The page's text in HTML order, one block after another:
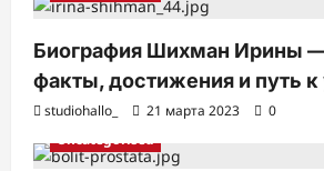
Биография Шихман Ирины
факты, достижения и путь к
studiohallo_ 21 марта 2023
0
Uncategorised